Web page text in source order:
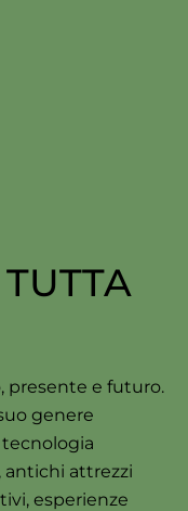
presente e futuro.
genere
antichi attrezzi
esperienze